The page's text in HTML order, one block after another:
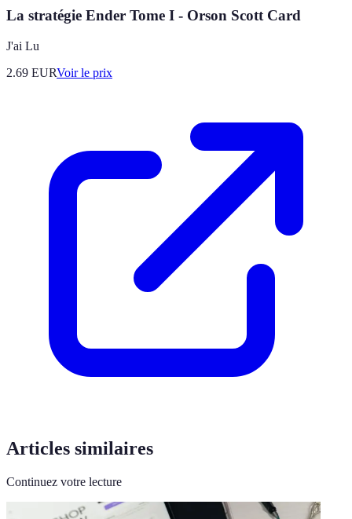
La stratégie Ender Tome I - Orson Scott Card
J'ai Lu
2.69 EURVoir le prix
Articles similaires
Continuez votre lecture